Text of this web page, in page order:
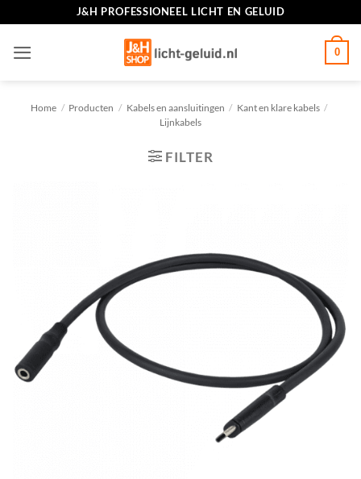
inhoud
J&H PROFESSIONEEL LICHT EN GELUID
0
Home / Producten / Kabels en aansluitingen / Kant en klare kabels /
Lijnkabels
FILTER